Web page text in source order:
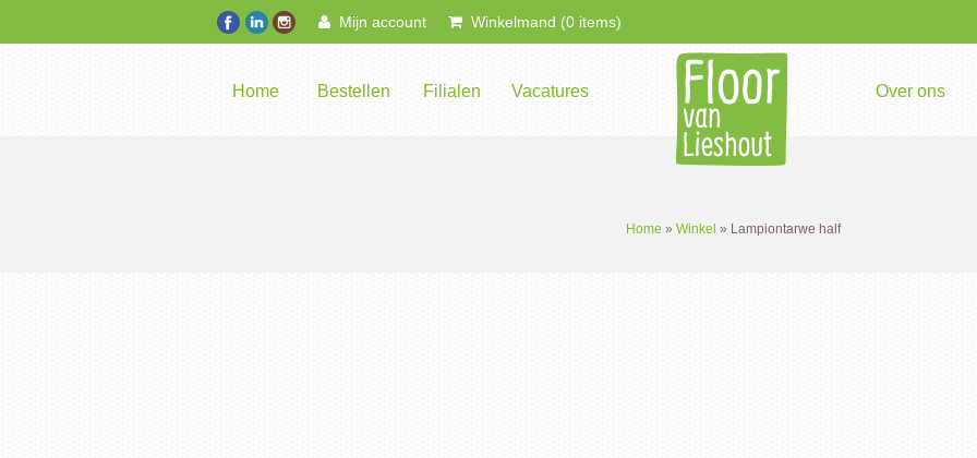
Mijn account Winkelmand (0 items)
Home Bestellen Filialen Vacatures Over ons
Home » Winkel » Lampiontarwe half